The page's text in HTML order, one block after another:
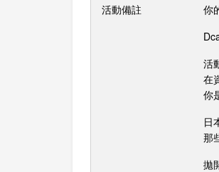
活動備註
你
活
在
你
日
那
拋